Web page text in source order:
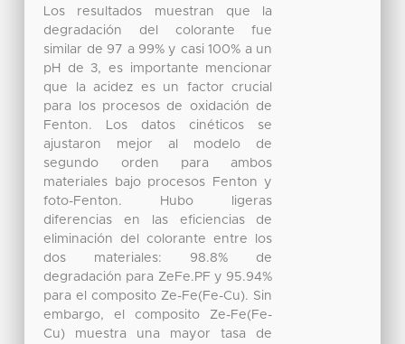
Los resultados muestran que la
degradación del colorante fue
similar de 97 a 99% y casi 100% a un
pH de 3, es importante mencionar
que la acidez es un factor crucial
para los procesos de oxidación de
Fenton. Los datos cinéticos se
ajustaron mejor al modelo de
segundo orden para ambos
materiales bajo procesos Fenton y
foto-Fenton. Hubo ligeras
diferencias en las eficiencias de
eliminación del colorante entre los
dos materiales: 98.8% de
degradación para ZeFe.PF y 95.94%
para el composito Ze-Fe(Fe-Cu). Sin
embargo, el composito Ze-Fe(Fe-
Cu) muestra una mayor tasa de